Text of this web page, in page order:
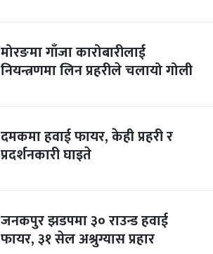
मोरङमा गाँजा कारोबारीलाई
नियन्त्रणमा लिन प्रहरीले चलायो गोली
दमकमा हवाई फायर, केही प्रहरी र
प्रदर्शनकारी घाइते
जनकपुर झडपमा ३० राउन्ड हवाई
फायर, ३१ सेल अश्रुग्यास प्रहार